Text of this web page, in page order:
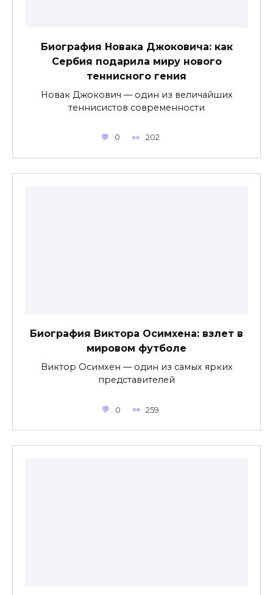
Биография Новака Джоковича: как
Сербия подарила миру нового
теннисного гения
Новак Джокович — один из величайших
теннисистов современности
0 202
Биография Виктора Осимхена: взлет в
мировом футболе
Виктор Осимхен — один из самых ярких
представителей
0 259